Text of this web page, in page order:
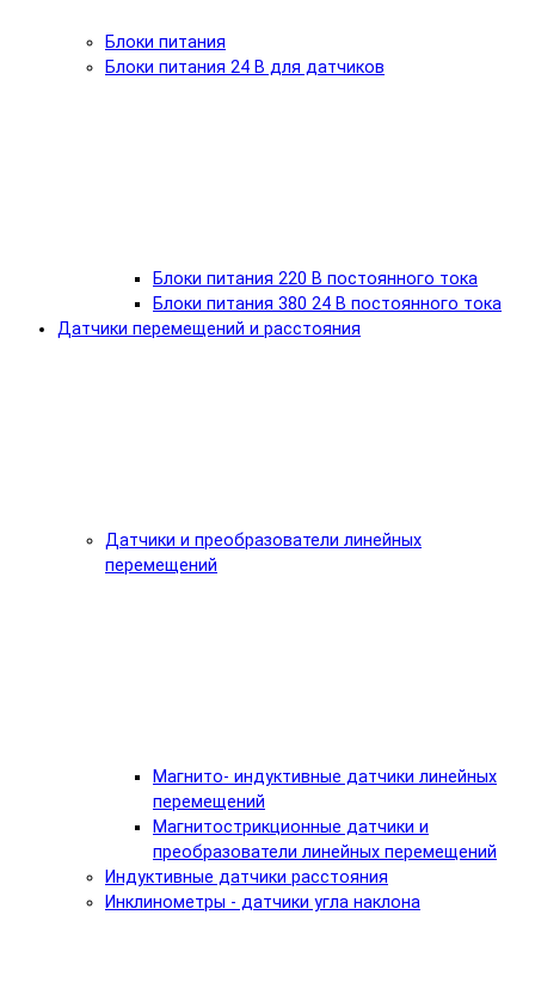
Блоки питания
Блоки питания 24 В для датчиков
Блоки питания 220 В постоянного тока
Блоки питания 380 24 В постоянного тока
Датчики перемещений и расстояния
Датчики и преобразователи линейных
перемещений
Магнито- индуктивные датчики линейных
перемещений
Магнитострикционные датчики и
преобразователи линейных перемещений
Индуктивные датчики расстояния
Инклинометры - датчики угла наклона